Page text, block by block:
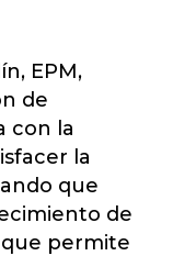
EPM,
de
con la
la
que
de
que permite